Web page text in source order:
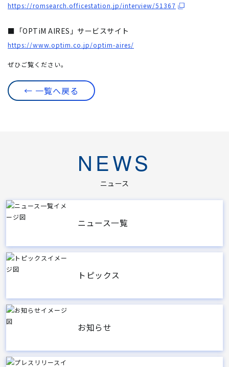
https://romsearch.officestation.jp/interview/51367
■「OPTiM AIRES」サービスサイト
https://www.optim.co.jp/optim-aires/
ぜひご覧ください。
← 一覧へ戻る
NEWS
ニュース
ニュース一覧
トピックス
お知らせ